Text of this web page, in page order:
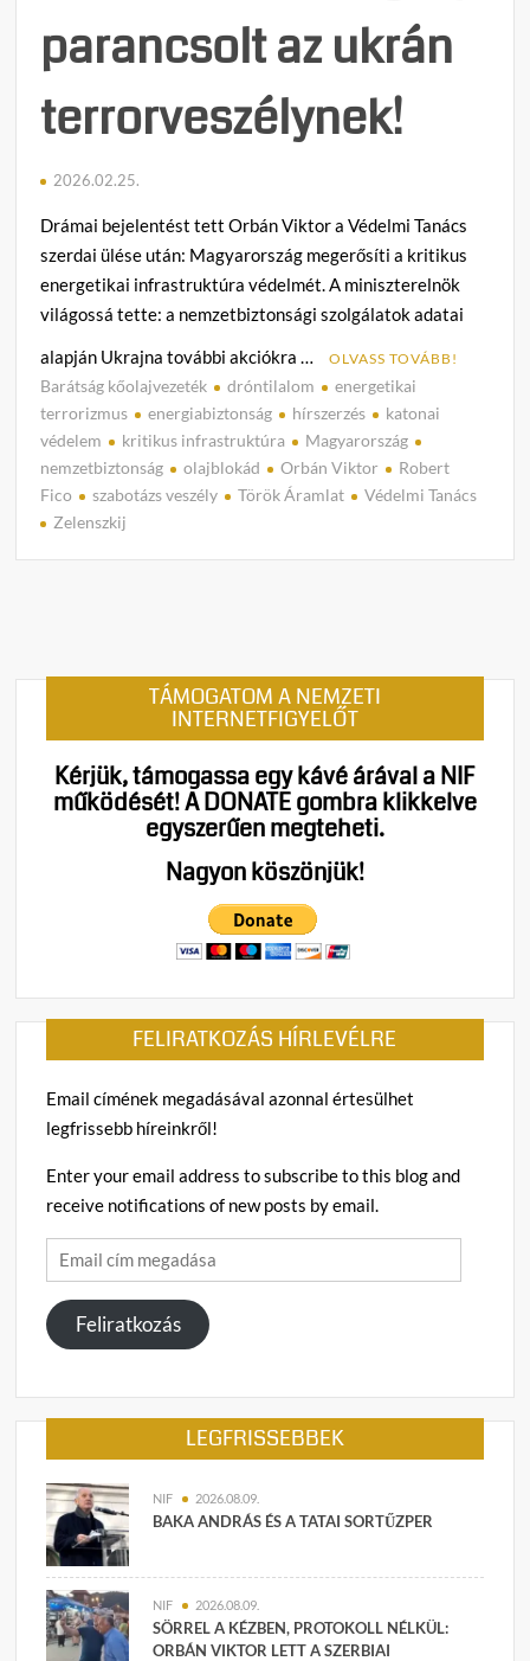
parancsolt az ukrán
terrorveszélynek!
2026.02.25.
Drámai bejelentést tett Orbán Viktor a Védelmi Tanács
szerdai ülése után: Magyarország megerősíti a kritikus
energetikai infrastruktúra védelmét. A miniszterelnök
világossá tette: a nemzetbiztonsági szolgálatok adatai
alapján Ukrajna további akciókra …
OLVASS TOVÁBB!
Barátság kőolajvezeték dróntilalom
energetikai
terrorizmus
energiabiztonság hírszerzés
katonai
védelem
kritikus infrastruktúra
Magyarország
nemzetbiztonság
olajblokád Orbán Viktor
Robert
Fico
szabotázs veszély Török Áramlat
Védelmi Tanács
Zelenszkij
TÁMOGATOM A NEMZETI
INTERNETFIGYELŐT
Kérjük, támogassa egy kávé árával a NIF
működését!A DONATE gombra klikkelve
egyszerűen megteheti.
Nagyon köszönjük!
FELIRATKOZÁS HÍRLEVÉLRE
Email címének megadásával azonnal értesülhet
legfrissebb híreinkről!
Enter your email address to subscribe to this blog and
receive notifications of new posts by email.
Email
cím
megadása
Feliratkozás
LEGFRISSEBBEK
NIF 2026.08.09.
BAKA ANDRÁS ÉS A TATAI SORTŰZPER
NIF 2026.08.09.
SÖRREL A KÉZBEN, PROTOKOLL NÉLKÜL:
ORBÁN VIKTOR LETT A SZERBIAI